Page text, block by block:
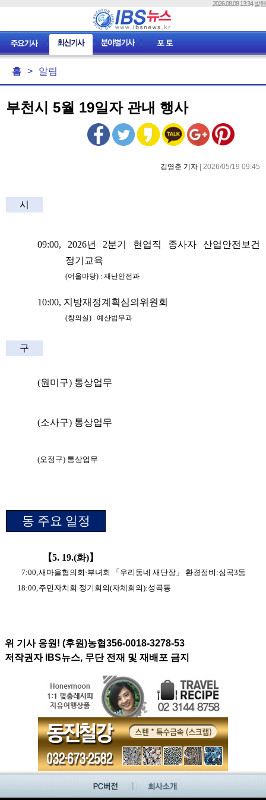
2026.08.08 13:34 발행
홈 > 알림
부천시 5월 19일자 관내 행사
김영춘 기자 | 2026/05/19 09:45
시
09:00, 2026년 2분기 현업직 종사자 산업안전보건
정기교육
(어울마당) : 재난안전과
10:00, 지방재정계획심의위원회
(창의실) : 예산법무과
구
(원미구) 통상업무
(소사구) 통상업무
(오정구) 통상업무
동 주요 일정
【5. 19.(화)】
7:00, 새마을협의회 ·부녀회 「 우리동네 새단장 」 환경정비 :심곡3동
18:00, 주민자치회 정기회의(자체회의):성곡동
위 기사 응원! (후원)농협356-0018-3278-53
저작권자 IBS뉴스, 무단 전재 및 재배포 금지